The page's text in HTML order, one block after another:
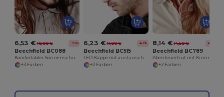
6,53 € 10,00 € -35%
Beechfield BC088
+3 Farben
6,23 € 11,00 € -43%
Beechfield BC515
+2 Farben
8,14 € 14,50 € -44%
Beechfield BC789
+2 Farben